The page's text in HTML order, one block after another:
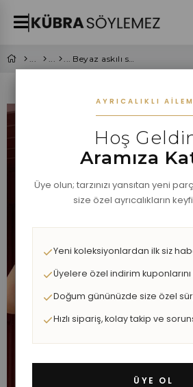
Beyaz askılı saten bluz
AYRICALIKLI
Hoş
Aramıza
Üye olun; tarzınızı yansıtan yeni
size özel ayrıcalıkların
Yeni koleksiyonlardan ilk siz
Üyelere özel indirim kuponlarını
Doğum gününüzde size özel
Hızlı sipariş, kolay takip ve
ÜYE OL